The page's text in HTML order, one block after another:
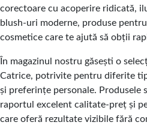
corectoare cu acoperire ridicată,
blush-uri moderne, produse
cosmetice care te ajută să obții
În magazinul nostru găsești o
Catrice, potrivite pentru diferite
și preferințe personale. Produsele
raportul excelent calitate-preț și
care oferă rezultate vizibile fără